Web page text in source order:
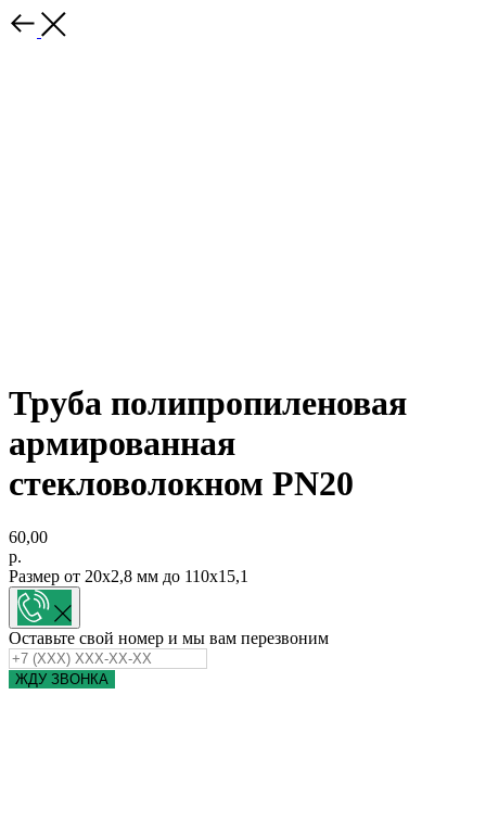
Труба полипропиленовая
армированная
стекловолокном PN20
60,00
р.
Размер от 20x2,8 мм до 110x15,1
Оставьте свой номер и мы вам перезвоним
ЖДУ ЗВОНКА